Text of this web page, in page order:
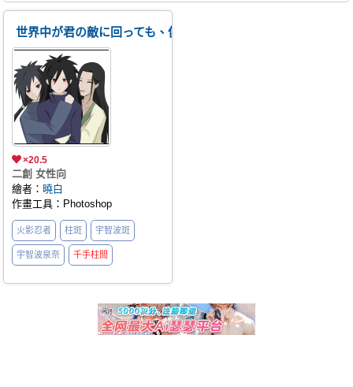
世界中が君の敵に回っても、僕たちは君のそばにいる。
×20.5
二創 女性向
繪者： 曉白
作畫工具：Photoshop
火影忍者 柱斑 宇智波斑
宇智波泉奈 千手柱間